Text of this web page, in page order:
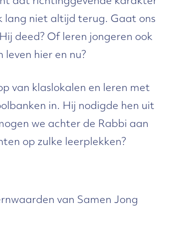
lang niet altijd terug. Gaat ons
deed? Of leren jongeren ook
leven hier en nu?
van klaslokalen en leren met
in. Hij nodigde hen uit
we achter de Rabbi aan
op zulke leerplekken?
van Samen Jong